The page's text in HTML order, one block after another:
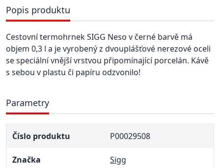
Popis produktu
Cestovní termohrnek SIGG Neso v černé barvě má
objem 0,3 l a je vyrobený z dvouplášťové nerezové oceli
se speciální vnější vrstvou připomínající porcelán. Kávě
s sebou v plastu či papíru odzvonilo!
Parametry
Číslo produktu P00029508
Značka Sigg